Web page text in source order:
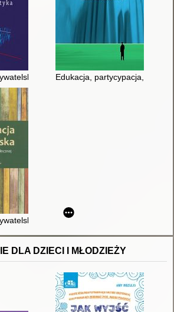
młodzieży : teoria i praktyka
Edukacja, partycypacja,
: od teorii do praktyki społecznej
DLA DZIECI I MŁODZIEŻY